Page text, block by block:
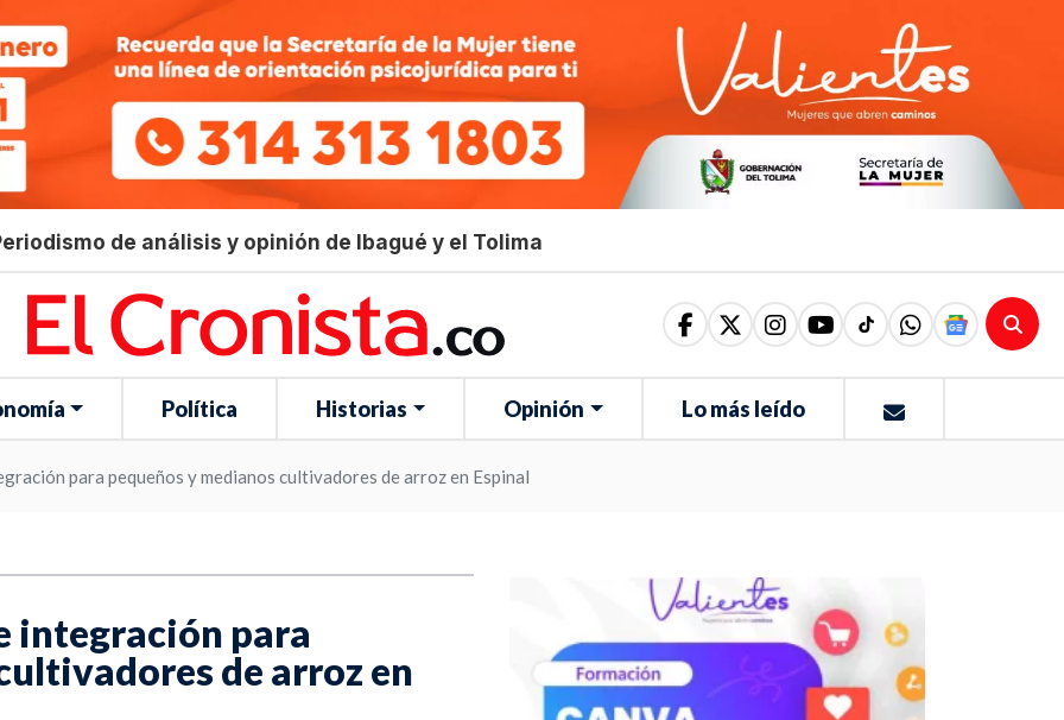
de análisis y opinión de Ibagué y el Tolima
Política Historias Opinión Lo más leído
para pequeños y medianos cultivadores de arroz en Espinal
integración para
de arroz en